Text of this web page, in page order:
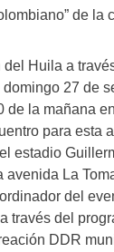
de la
del Huila a
27 de
de la mañana
para esta
estadio
avenida La
del
través del
DDR